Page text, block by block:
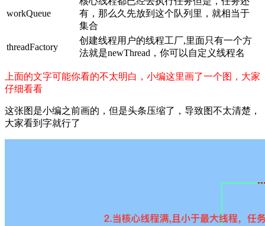
workQueue
有，那么久先放到这个队列里，就相当于
集合
threadFactory
创建线程用户的线程工厂,里面只有一个方
法就是newThread，你可以自定义线程名
上面的文字可能你看的不太明白，小编这里画了一个图，大家
仔细看看
这张图是小编之前画的，但是头条压缩了，导致图不太清楚，
大家看到字就行了